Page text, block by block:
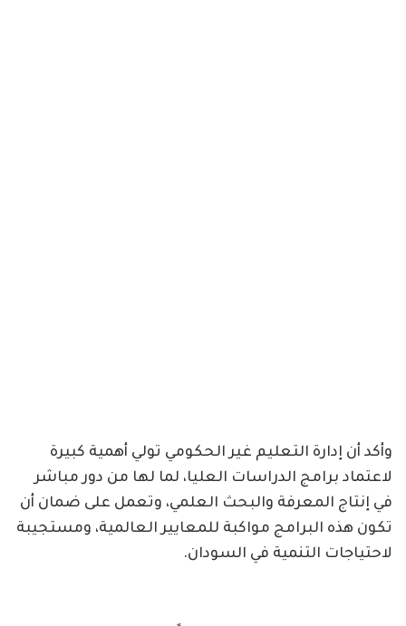
وأكد أن إدارة التعليم غير الحكومي تولي أهمية كبيرة
لاعتماد برامج الدراسات العليا، لما لها من دور مباشر
في إنتاج المعرفة والبحث العلمي، وتعمل على ضمان أن
تكون هذه البرامج مواكبة للمعايير العالمية، ومستجيبة
لاحتياجات التنمية في السودان.